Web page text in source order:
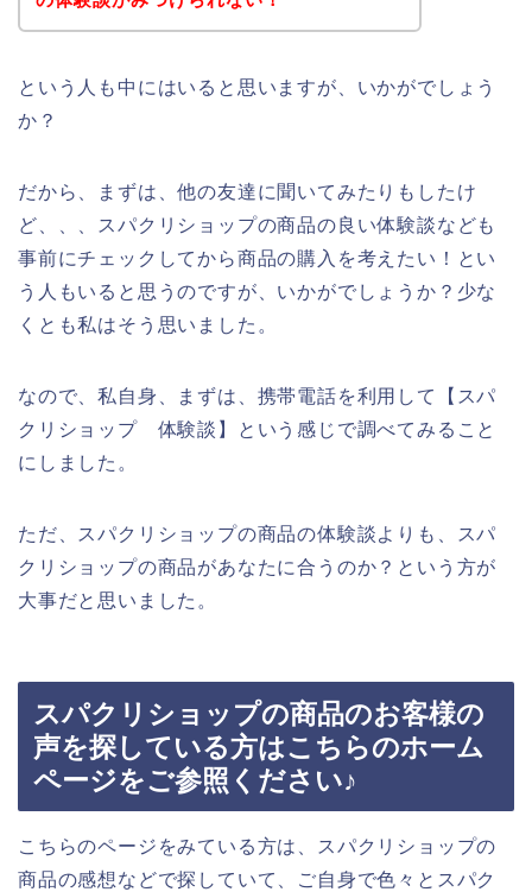
という人も中にはいると思いますが、いかがでしょう
か？
だから、まずは、他の友達に聞いてみたりもしたけ
ど、、、スパクリショップの商品の良い体験談なども
事前にチェックしてから商品の購入を考えたい！とい
う人もいると思うのですが、いかがでしょうか？少な
くとも私はそう思いました。
なので、私自身、まずは、携帯電話を利用して【スパ
クリショップ 体験談】という感じで調べてみること
にしました。
ただ、スパクリショップの商品の体験談よりも、スパ
クリショップの商品があなたに合うのか？という方が
大事だと思いました。
スパクリショップの商品のお客様の
声を探している方はこちらのホーム
ページをご参照ください♪
こちらのページをみている方は、スパクリショップの
商品の感想などで探していて、ご自身で色々とスパク